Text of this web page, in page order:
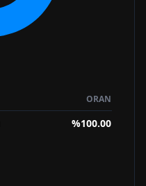
ORAN
%100.00